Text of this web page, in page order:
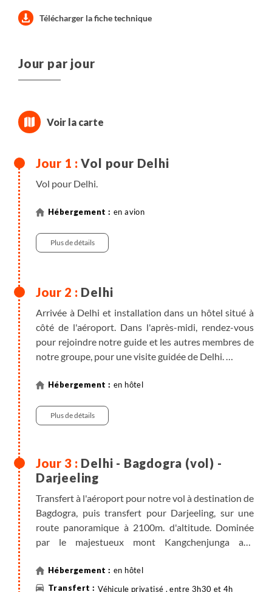
Télécharger la fiche technique
Jour par jour
Vol pour Delhi
Vol pour Delhi.
en avion
Plus de détails
Delhi
Arrivée à Delhi et installation dans un hôtel situé à
côté de l'aéroport. Dans l'après-midi, rendez-vous
pour rejoindre notre guide et les autres membres de
notre groupe, pour une visite guidée de Delhi.
2, Terres d'Aventure prend en charge le supplément
en hôtel
Plus de détails
Delhi - Bagdogra (vol) -
Darjeeling
Transfert à l'aéroport pour notre vol à destination de
Bagdogra, puis transfert pour Darjeeling, sur une
route panoramique à 2100m. d'altitude. Dominée
par le majestueux mont Kangchenjunga aux
paysages époustouflants et pour sa production de
thé réputé être l'un des meilleurs au monde. Ce fut
en hôtel
Véhicule privatisé , entre 3h30 et 4h